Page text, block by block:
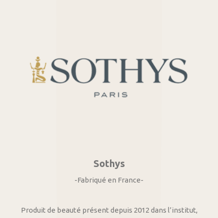
Sothys
-Fabriqué en France-
Produit de beauté présent depuis 2012 dans l’institut,